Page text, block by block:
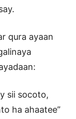
qura ayaan
sii socoto,
ha ahaatee”